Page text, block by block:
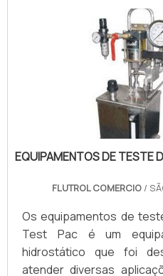
triplex é acionado por
como principal
de até 54L/min e
psi.INFORMAÇÕES ADIC.
EQUIPAMENTOS DE TESTE
FLUTROL COMERCIO /
Os equipamentos de
Test Pac é um
hidrostático que foi
atender diversas